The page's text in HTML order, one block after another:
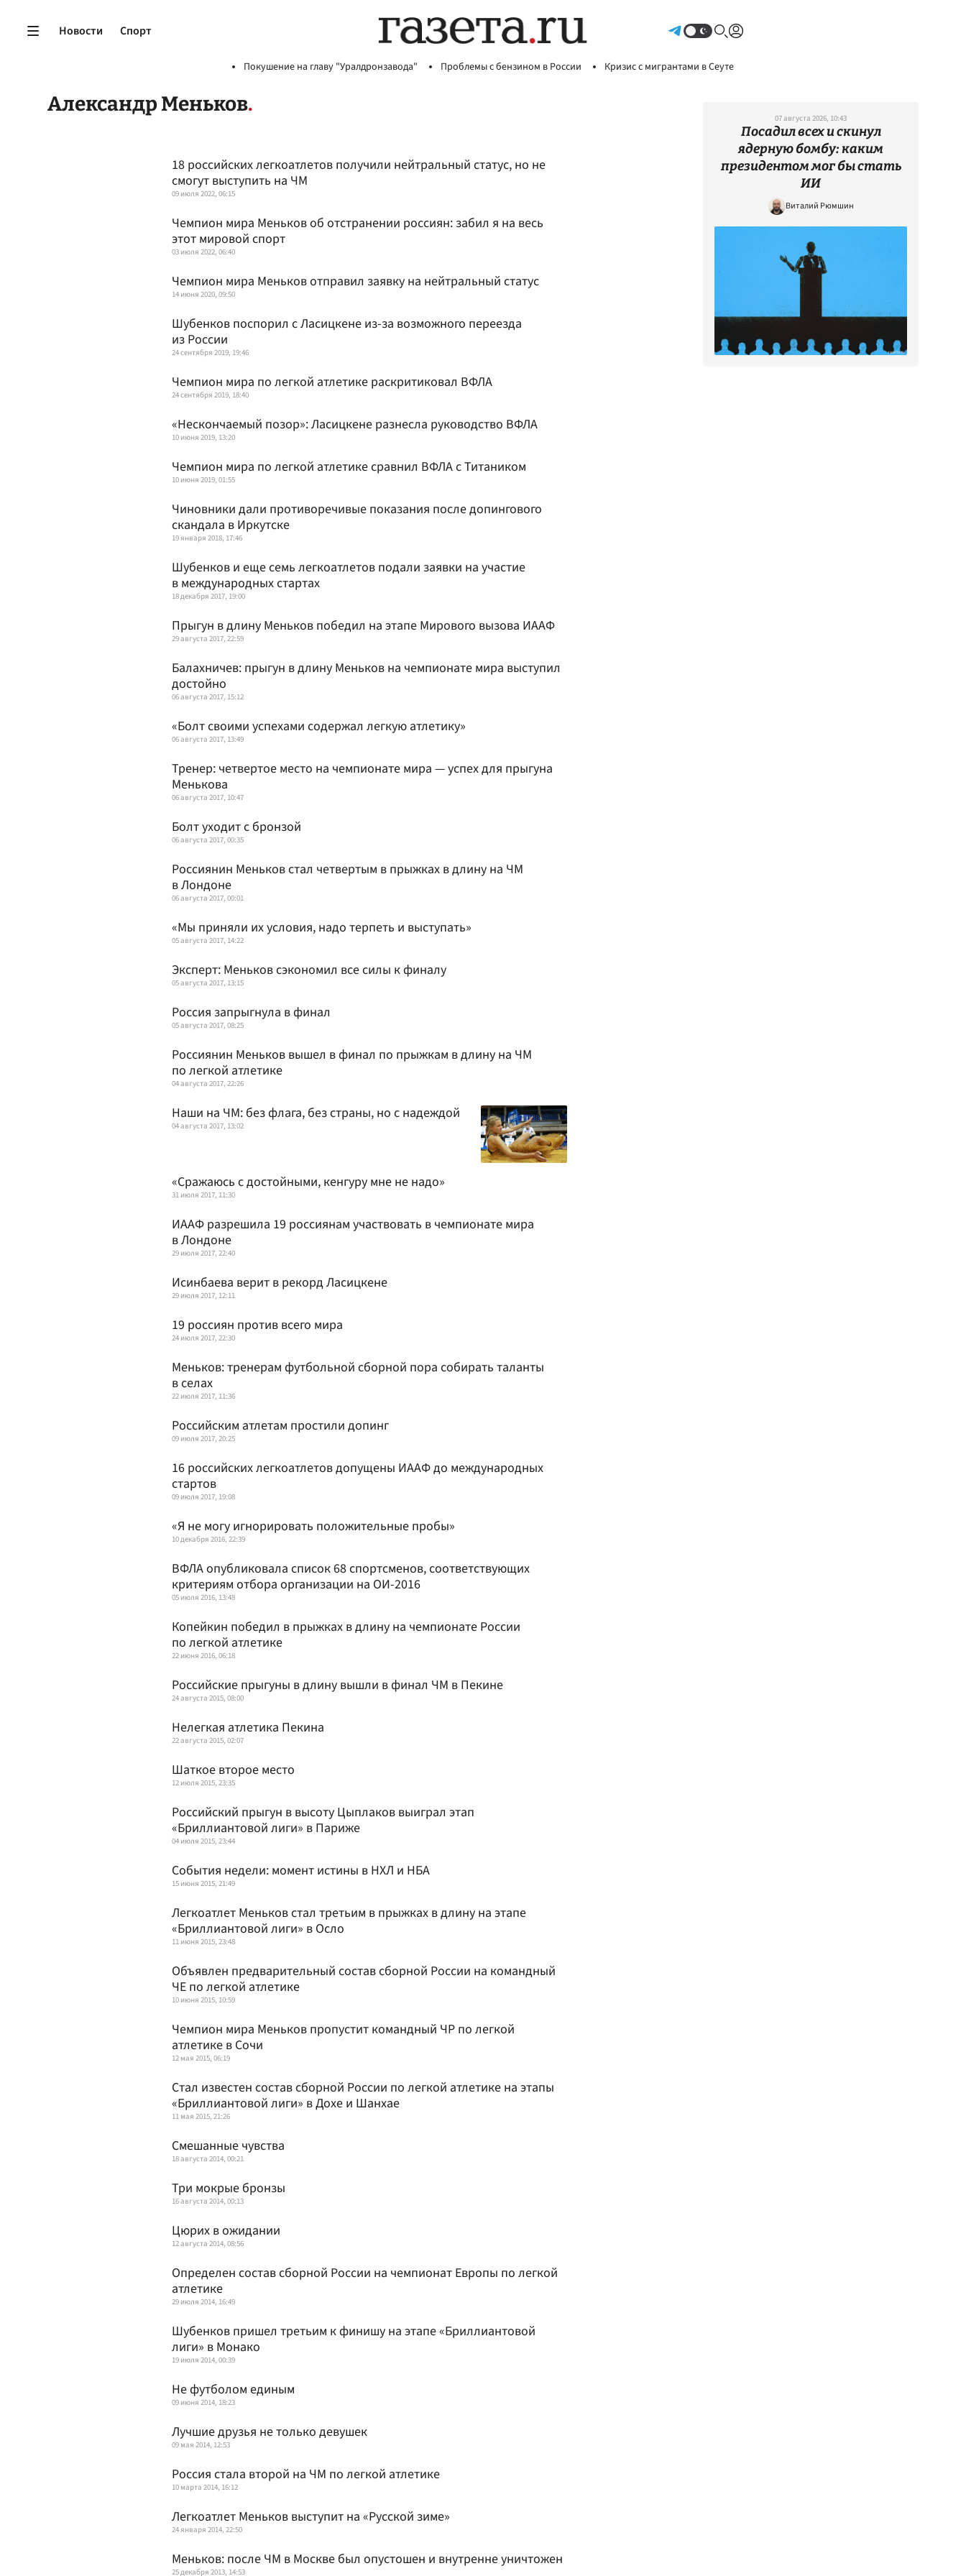
Новости Спорт
Покушение на главу "Уралдронзавода" Проблемы с бензином в России Кризис с мигрантами в Сеуте
Александр Меньков
18 российских легкоатлетов получили нейтральный статус, но не
смогут выступить на ЧМ
09 июля 2022, 06:15
Чемпион мира Меньков об отстранении россиян: забил я на весь
этот мировой спорт
03 июля 2022, 06:40
Чемпион мира Меньков отправил заявку на нейтральный статус
14 июня 2020, 09:50
Шубенков поспорил с Ласицкене из-за возможного переезда
из России
24 сентября 2019, 19:46
Чемпион мира по легкой атлетике раскритиковал ВФЛА
24 сентября 2019, 18:40
«Нескончаемый позор»: Ласицкене разнесла руководство ВФЛА
10 июня 2019, 13:20
Чемпион мира по легкой атлетике сравнил ВФЛА с Титаником
10 июня 2019, 01:55
Чиновники дали противоречивые показания после допингового
скандала в Иркутске
19 января 2018, 17:46
Шубенков и еще семь легкоатлетов подали заявки на участие
в международных стартах
18 декабря 2017, 19:00
Прыгун в длину Меньков победил на этапе Мирового вызова ИААФ
29 августа 2017, 22:59
Балахничев: прыгун в длину Меньков на чемпионате мира выступил
достойно
06 августа 2017, 15:12
«Болт своими успехами содержал легкую атлетику»
06 августа 2017, 13:49
Тренер: четвертое место на чемпионате мира — успех для прыгуна
Менькова
06 августа 2017, 10:47
Болт уходит с бронзой
06 августа 2017, 00:35
Россиянин Меньков стал четвертым в прыжках в длину на ЧМ
в Лондоне
06 августа 2017, 00:01
«Мы приняли их условия, надо терпеть и выступать»
05 августа 2017, 14:22
Эксперт: Меньков сэкономил все силы к финалу
05 августа 2017, 13:15
Россия запрыгнула в финал
05 августа 2017, 08:25
Россиянин Меньков вышел в финал по прыжкам в длину на ЧМ
по легкой атлетике
04 августа 2017, 22:26
Наши на ЧМ: без флага, без страны, но с надеждой
04 августа 2017, 13:02
«Сражаюсь с достойными, кенгуру мне не надо»
31 июля 2017, 11:30
ИААФ разрешила 19 россиянам участвовать в чемпионате мира
в Лондоне
29 июля 2017, 22:40
Исинбаева верит в рекорд Ласицкене
29 июля 2017, 12:11
19 россиян против всего мира
24 июля 2017, 22:30
Меньков: тренерам футбольной сборной пора собирать таланты
в селах
22 июля 2017, 11:36
Российским атлетам простили допинг
09 июля 2017, 20:25
16 российских легкоатлетов допущены ИААФ до международных
стартов
09 июля 2017, 19:08
«Я не могу игнорировать положительные пробы»
10 декабря 2016, 22:39
ВФЛА опубликовала список 68 спортсменов, соответствующих
критериям отбора организации на ОИ-2016
05 июля 2016, 13:48
Копейкин победил в прыжках в длину на чемпионате России
по легкой атлетике
22 июня 2016, 06:18
Российские прыгуны в длину вышли в финал ЧМ в Пекине
24 августа 2015, 08:00
Нелегкая атлетика Пекина
22 августа 2015, 02:07
Шаткое второе место
12 июля 2015, 23:35
Российский прыгун в высоту Цыплаков выиграл этап
«Бриллиантовой лиги» в Париже
04 июля 2015, 23:44
События недели: момент истины в НХЛ и НБА
15 июня 2015, 21:49
Легкоатлет Меньков стал третьим в прыжках в длину на этапе
«Бриллиантовой лиги» в Осло
11 июня 2015, 23:48
Объявлен предварительный состав сборной России на командный
ЧЕ по легкой атлетике
10 июня 2015, 10:59
Чемпион мира Меньков пропустит командный ЧР по легкой
атлетике в Сочи
12 мая 2015, 06:19
Стал известен состав сборной России по легкой атлетике на этапы
«Бриллиантовой лиги» в Дохе и Шанхае
11 мая 2015, 21:26
Смешанные чувства
18 августа 2014, 00:21
Три мокрые бронзы
16 августа 2014, 00:13
Цюрих в ожидании
12 августа 2014, 08:56
Определен состав сборной России на чемпионат Европы по легкой
атлетике
29 июля 2014, 16:49
Шубенков пришел третьим к финишу на этапе «Бриллиантовой
лиги» в Монако
19 июля 2014, 00:39
Не футболом единым
09 июня 2014, 18:23
Лучшие друзья не только девушек
09 мая 2014, 12:53
Россия стала второй на ЧМ по легкой атлетике
10 марта 2014, 16:12
Легкоатлет Меньков выступит на «Русской зиме»
24 января 2014, 22:50
Меньков: после ЧМ в Москве был опустошен и внутренне уничтожен
25 декабря 2013, 14:53
07 августа 2026, 10:43
Посадил всех и скинул
ядерную бомбу: каким
президентом мог бы стать
ИИ
Виталий Рюмшин